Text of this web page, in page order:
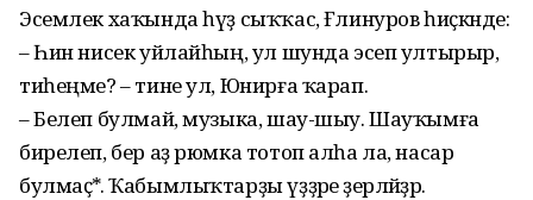
Эсемлек хаҡында һүҙ сыҡҡас, Ғәлинуров һиҫкәнде:
– Һин нисек уйлайһың, ул шунда эсеп ултырыр,
тиһеңме? – тине ул, Юнирға ҡарап.
– Белеп булмай, музыка, шау-шыу. Шауҡымға
бирелеп, бер аҙ рюмка тотоп алһа ла, насар
булмаҫ*. Ҡабымлыҡтарҙы үҙҙәре әҙерләйҙәр.